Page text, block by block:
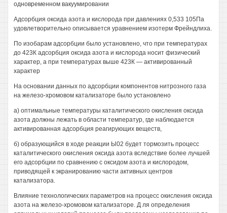
одновременном вакуумировании
Адсорбция оксида азота и кислорода при давлениях 0,533 105Па
удовлетворительно описывается уравнением изотерм Фрейндлиха.
По изобарам адсорбции было установлено, что при температурах
до 423К адсорбция оксида азота и кислорода носит физический
характер, а при температурах выше 423К — активированный
характер
На основании данных по адсорбции компонентов нитрозного газа
на железо-хромовом катализаторе было установлено
а) оптимальные температуры каталитического окисления оксида
азота должны лежать в области температур, где наблюдается
активированная адсорбция реагирующих веществ,
б) образующийся в ходе реакции Ы02 будет тормозить процесс
каталитического окисления оксида азота вследствие более лучшей
его адсорбции по сравнению с оксидом азота и кислородом,
приводящей к экранированию части активных центров
катализатора.
Влияние технологических параметров на процесс окисления оксида
азота на железо-хромовом катализаторе. Д ля определения